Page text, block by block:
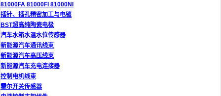
81000FA 81000FI 81000NI
插针、插孔精密加工与电镀
BST超高纯陶瓷电极
汽车水箱水温水位传感器
新能源汽车通讯线束
新能源汽车高压线束
新能源汽车充电连接器
控制电机线束
霍尔开关传感器